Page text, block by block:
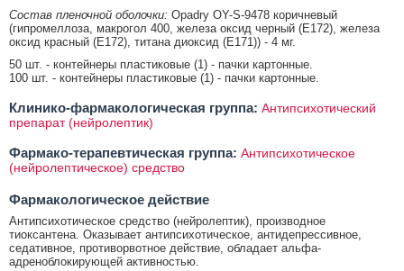
Состав пленочной оболочки: Opadry OY-S-9478 коричневый
(гипромеллоза, макрогол 400, железа оксид черный (Е172), железа
оксид красный (Е172), титана диоксид (Е171)) - 4 мг.
50 шт. - контейнеры пластиковые (1) - пачки картонные.
100 шт. - контейнеры пластиковые (1) - пачки картонные.
Клинико-фармакологическая группа: Антипсихотический
препарат (нейролептик)
Фармако-терапевтическая группа: Антипсихотическое
(нейролептическое) средство
Фармакологическое действие
Антипсихотическое средство (нейролептик), производное
тиоксантена. Оказывает антипсихотическое, антидепрессивное,
седативное, противорвотное действие, обладает альфа-
адреноблокирующей активностью.